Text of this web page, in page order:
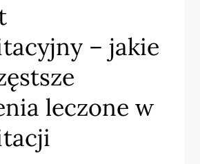
– jakie
leczone w